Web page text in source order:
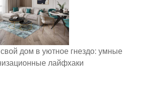
дом в уютное гнездо: умные
лайфхаки